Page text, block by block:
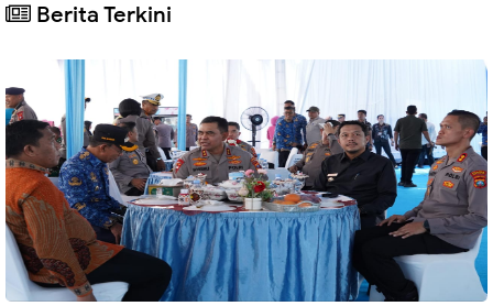
Berita Terkini